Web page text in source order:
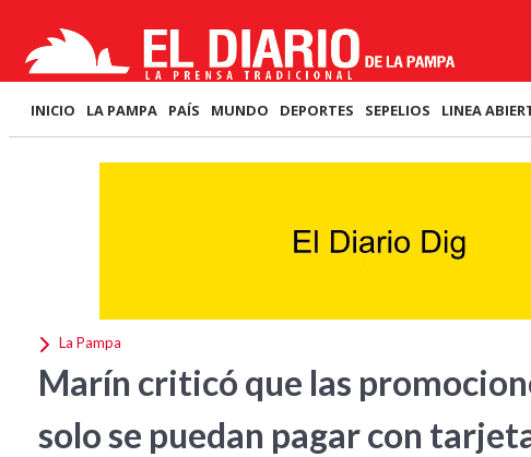
INICIO LA PAMPA PAÍS MUNDO DEPORTES SEPELIOS LINEA
La Pampa
Marín criticó que las
solo se puedan pagar con